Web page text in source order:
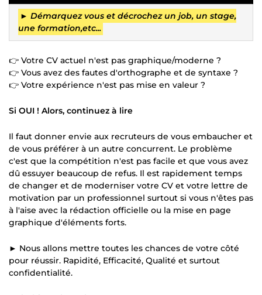
► Démarquez vous et décrochez un job, un stage,
une formation,etc...
👉 Votre CV actuel n'est pas graphique/moderne ?
👉 Vous avez des fautes d'orthographe et de syntaxe ?
👉 Votre expérience n'est pas mise en valeur ?
Si OUI ! Alors, continuez à lire
Il faut donner envie aux recruteurs de vous embaucher et
de vous préférer à un autre concurrent. Le problème
c'est que la compétition n'est pas facile et que vous avez
dû essuyer beaucoup de refus. Il est rapidement temps
de changer et de moderniser votre CV et votre lettre de
motivation par un professionnel surtout si vous n'êtes pas
à l'aise avec la rédaction officielle ou la mise en page
graphique d'éléments forts.
► Nous allons mettre toutes les chances de votre côté
pour réussir. Rapidité, Efficacité, Qualité et surtout
confidentialité.